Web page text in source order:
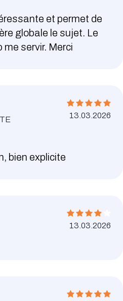
et permet de
globale le sujet. Le
servir. Merci
13.03.2026
bien explicite
13.03.2026